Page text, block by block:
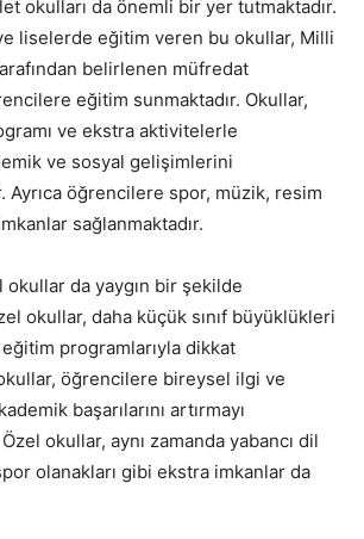
okulları da önemli bir yer tutmaktadır.
liselerde eğitim veren bu okullar, Milli
belirlenen müfredat
eğitim sunmaktadır. Okullar,
ve ekstra aktivitelerle
ve sosyal gelişimlerini
Ayrıca öğrencilere spor, müzik, resim
sağlanmaktadır.
okullar da yaygın bir şekilde
okullar, daha küçük sınıf büyüklükleri
programlarıyla dikkat
öğrencilere bireysel ilgi ve
başarılarını artırmayı
okullar, aynı zamanda yabancı dil
olanakları gibi ekstra imkanlar da